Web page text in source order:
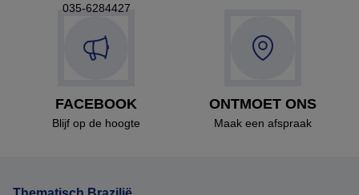
035-6284427
FACEBOOK
Blijf op de hoogte
ONTMOET ONS
Maak een afspraak